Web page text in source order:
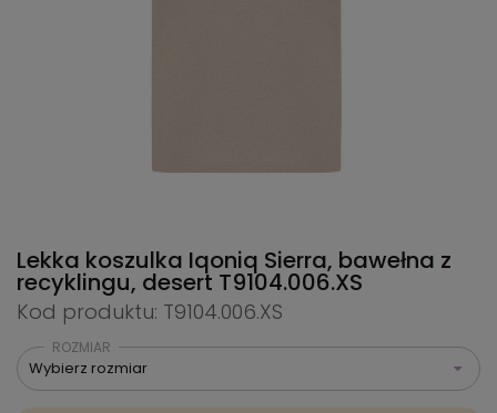
Lekka koszulka Iqoniq Sierra, bawełna z
recyklingu, desert T9104.006.XS
Kod produktu: T9104.006.XS
ROZMIAR
Wybierz rozmiar